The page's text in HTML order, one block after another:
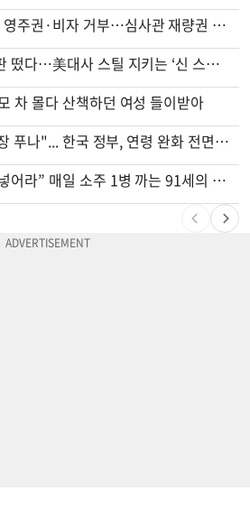
서류 하나만 빠져도 영주권·비자 거부…심사관 재량권 대폭 확대
넷플 ‘외교관’ 현실판 떴다…美대사 스틸 지키는 ‘신 스틸러’
차 몰다 산책하던 여성 들이받아
"65세 복수국적 빗장 푸나"... 한국 정부, 연령 완화 전면 추진
“술에 이것 한방울 넣어라” 매일 소주 1병 까는 91세의 철칙